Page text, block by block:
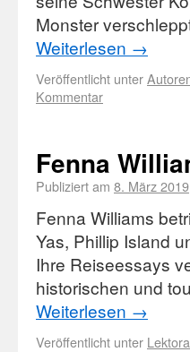
Monster
Weiterlesen →
Veröffentlicht unter
Kommentar
Fenna
Publiziert am 8. März 2019
Fenna Williams
Yas, Phillip Island
Ihre Reiseessays
historischen und
Weiterlesen →
Veröffentlicht unter